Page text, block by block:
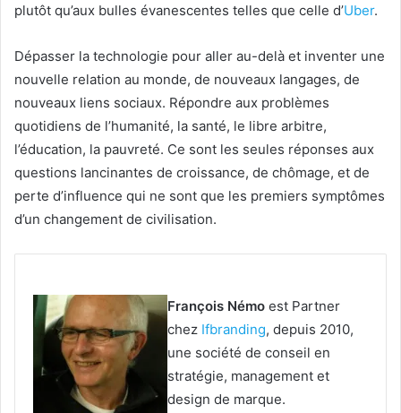
plutôt qu’aux bulles évanescentes telles que celle d’Uber.
Dépasser la technologie pour aller au-delà et inventer une
nouvelle relation au monde, de nouveaux langages, de
nouveaux liens sociaux. Répondre aux problèmes
quotidiens de l’humanité, la santé, le libre arbitre,
l’éducation, la pauvreté. Ce sont les seules réponses aux
questions lancinantes de croissance, de chômage, et de
perte d’influence qui ne sont que les premiers symptômes
d’un changement de civilisation.
François Némo est Partner
chez Ifbranding, depuis 2010,
une société de conseil en
stratégie, management et
design de marque.